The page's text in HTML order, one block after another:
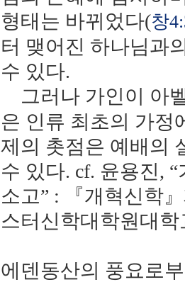
형태는 바뀌었다(창
터 맺어진 하나님과
수 있다.
그러나 가인이 아
은 인류 최초의 가정
제의 촛점은 예배의
수 있다. cf. 윤용진,
소고” : 『개혁신학
스터신학대학원대학
에덴동산의 풍요로